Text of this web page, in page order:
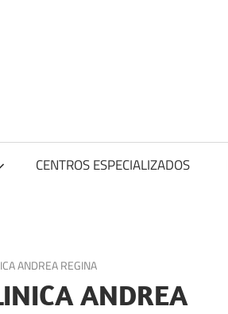
CENTROS ESPECIALIZADOS
ANDREA REGINA
ANDREA